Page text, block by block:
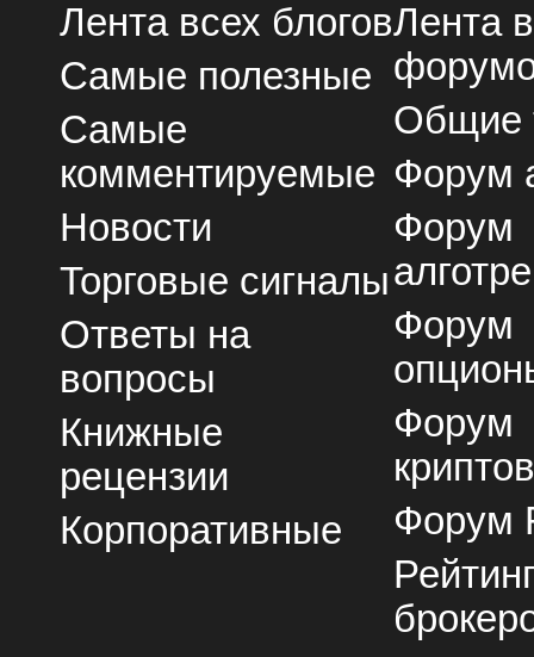
Лента всех блогов
Самые полезные
Самые
комментируемые
Новости
Торговые сигналы
Ответы на
вопросы
Книжные
рецензии
Корпоративные
Лента
Общие
Форум
Форум
Форум
Форум
Форум